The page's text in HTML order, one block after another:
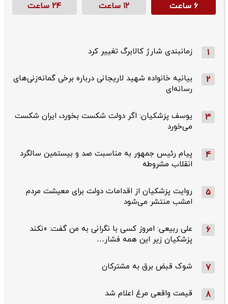
۶ ساعت ۱۲ ساعت ۲۴ ساعت
1 زمانبندی شارژ کالابرگ تغییر کرد
2
بیانیه خانواده شهید لاریجانی درباره برخی گمانه‌زنی‌های
رسانه‌ای
3
یوسف پزشکیان: اگر دولت شکست بخورد، ایران شکست
می‌خورد
4
پیام رئیس جمهور به مناسبت صد و بیستمین سالگرد
انقلاب مشروطه
5
روایت پزشکیان از اقدامات دولت برای معیشت مردم
امشب منتشر می‌شود
6
علی ربیعی: امروز کسی با نگرانی به من گفت: «نکند
پزشکیان زیر این همه فشار…
7 شوک قبض برق به مشترکان
8 قیمت واقعی مرغ اعلام شد